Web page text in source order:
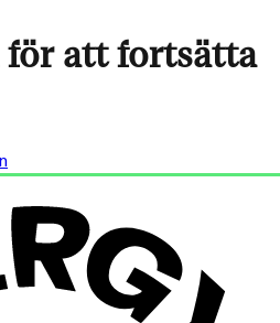
att fortsätta